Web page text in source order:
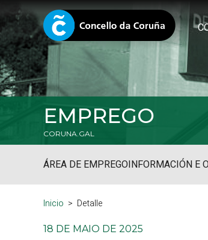
EMPREGO
CORUNA.GAL
ÁREA DE EMPREGOINFORMACIÓN E
Inicio Detalle
18 DE MAIO DE 2025